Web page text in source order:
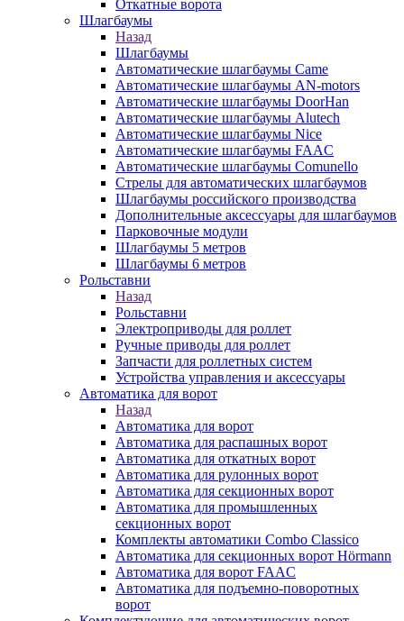
Откатные ворота
Шлагбаумы
Назад
Шлагбаумы
Автоматические шлагбаумы Came
Автоматические шлагбаумы AN-motors
Автоматические шлагбаумы DoorHan
Автоматические шлагбаумы Alutech
Автоматические шлагбаумы Nice
Автоматические шлагбаумы FAAC
Автоматические шлагбаумы Comunello
Стрелы для автоматических шлагбаумов
Шлагбаумы российского производства
Дополнительные аксессуары для шлагбаумов
Парковочные модули
Шлагбаумы 5 метров
Шлагбаумы 6 метров
Рольставни
Назад
Рольставни
Электроприводы для роллет
Ручные приводы для роллет
Запчасти для роллетных систем
Устройства управления и аксессуары
Автоматика для ворот
Назад
Автоматика для ворот
Автоматика для распашных ворот
Автоматика для откатных ворот
Автоматика для рулонных ворот
Автоматика для секционных ворот
Автоматика для промышленных
секционных ворот
Комплекты автоматики Combo Classico
Автоматика для секционных ворот Hörmann
Автоматика для ворот FAAC
Автоматика для подъемно-поворотных
ворот